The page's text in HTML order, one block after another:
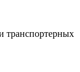
транспортерных